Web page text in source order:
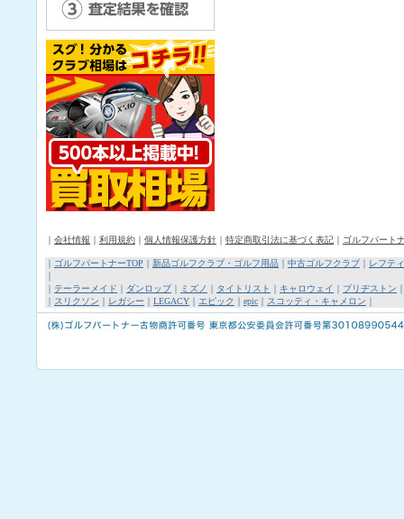
｜ 会社情報 ｜ 利用規約 ｜ 個人情報保護方針 ｜ 特定商取引法に基づく表記 ｜ ゴルフパート
｜ ゴルフパートナーTOP ｜ 新品ゴルフクラブ・ゴルフ用品 ｜ 中古ゴルフクラブ ｜ レフテ
｜
｜ テーラーメイド ｜ ダンロップ｜ ミズノ ｜ タイトリスト ｜ キャロウェイ ｜ ブリヂストン
｜ スリクソン ｜ レガシー ｜ LEGACY ｜ エピック ｜ epic ｜ スコッティ・キャメロン ｜